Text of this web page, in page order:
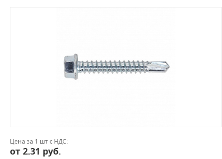
Цена за 1 шт с НДС:
от 2.31 руб.